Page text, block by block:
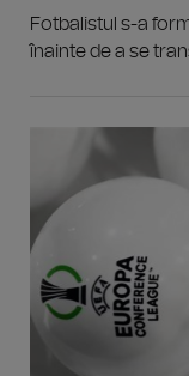
Fotbalistul s-a
înainte de a se